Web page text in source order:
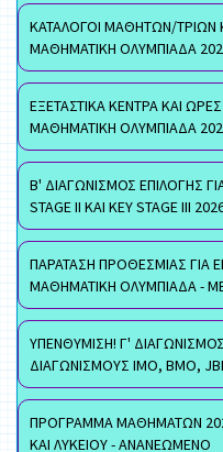
ΚΑΤΑΛΟΓΟΙ ΜΑΘΗΤΩΝ/ΤΡΙΩΝ
ΜΑΘΗΜΑΤΙΚΗ ΟΛΥΜΠΙΑΔΑ
ΕΞΕΤΑΣΤΙΚΑ ΚΕΝΤΡΑ ΚΑΙ
ΜΑΘΗΜΑΤΙΚΗ ΟΛΥΜΠΙΑΔΑ
Β' ΔΙΑΓΩΝΙΣΜΟΣ ΕΠΙΛΟΓΗΣ
STAGE II ΚΑΙ KEY STAGE III
ΠΑΡΑΤΑΣΗ ΠΡΟΘΕΣΜΙΑΣ ΓΙΑ
ΜΑΘΗΜΑΤΙΚΗ ΟΛΥΜΠΙΑΔΑ -
ΥΠΕΝΘΥΜΙΣΗ! Γ'
ΔΙΑΓΩΝΙΣΜΟΥΣ ΙΜΟ, ΒΜΟ,
ΠΡΟΓΡΑΜΜΑ ΜΑΘΗΜΑΤΩΝ
ΚΑΙ ΛΥΚΕΙΟΥ - ΑΝΑΝΕΩΜΕΝΟ